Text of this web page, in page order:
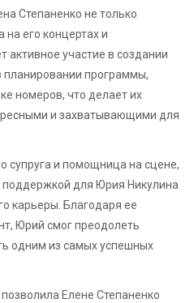
Степаненко не только
на его концертах и
активное участие в создании
планировании программы,
номеров, что делает их
и захватывающими для
супруга и помощница на сцене,
поддержкой для Юрия Никулина
карьеры. Благодаря ее
Юрий смог преодолеть
одним из самых успешных
Елене Степаненко